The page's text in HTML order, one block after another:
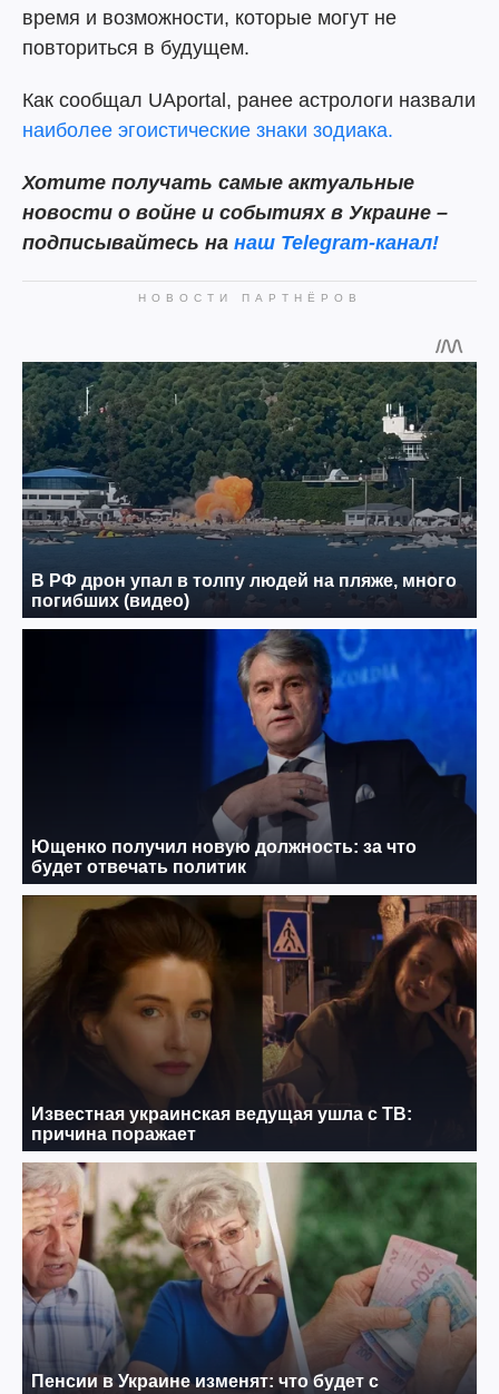
время и возможности, которые могут не
повториться в будущем.
Как сообщал UAportal, ранее астрологи назвали
наиболее эгоистические знаки зодиака.
Хотите получать самые актуальные
новости о войне и событиях в Украине –
подписывайтесь на наш Telegram-канал!